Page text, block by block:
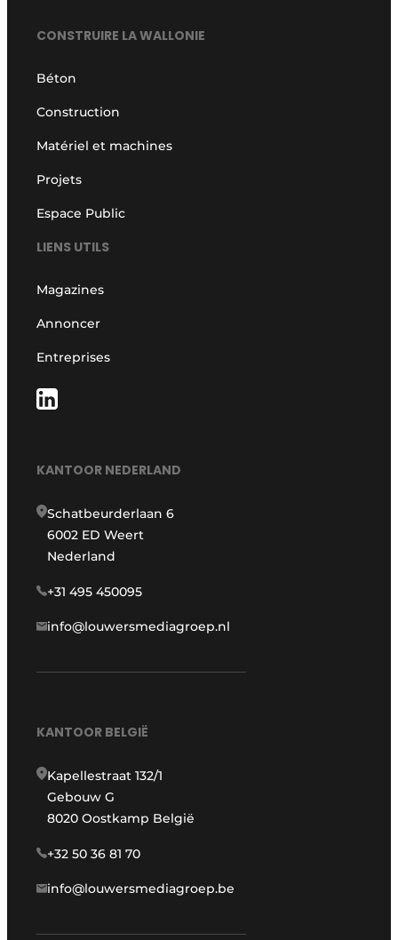
CONSTRUIRE LA WALLONIE
Béton
Construction
Matériel et machines
Projets
Espace Public
LIENS UTILS
Magazines
Annoncer
Entreprises
KANTOOR NEDERLAND
Schatbeurderlaan 6
6002 ED Weert
Nederland
+31 495 450095
info@louwersmediagroep.nl
KANTOOR BELGIË
Kapellestraat 132/1
Gebouw G
8020 Oostkamp België
+32 50 36 81 70
info@louwersmediagroep.be